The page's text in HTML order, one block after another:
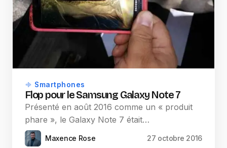
Smartphones
Flop pour le Samsung Galaxy Note 7
Présenté en août 2016 comme un « produit
phare », le Galaxy Note 7 était…
Maxence Rose 27 octobre 2016